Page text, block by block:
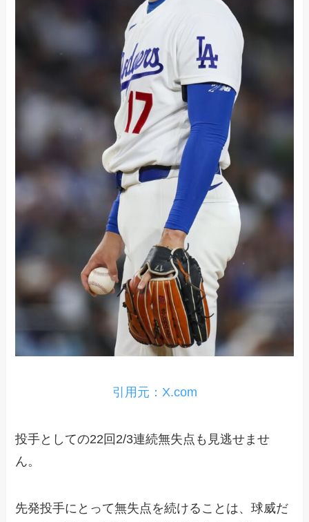
引用元：X.com
投手としての22回2/3連続無失点も見逃せませ
ん。
先発投手にとって無失点を続けることは、球威だ